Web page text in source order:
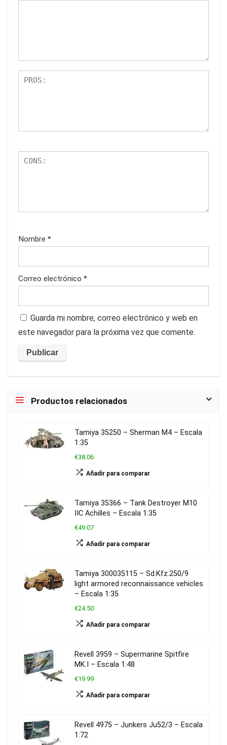
Nombre *
Correo electrónico *
Guarda mi nombre, correo electrónico y web en
este navegador para la próxima vez que comente.
Productos relacionados
Tamiya 35250 – Sherman M4 – Escala
1:35
€38.06
Añadir para comparar
Tamiya 35366 – Tank Destroyer M10
IIC Achilles – Escala 1:35
€49.07
Añadir para comparar
Tamiya 300035115 – Sd.Kfz.250/9
light armored reconnaissance vehicles
– Escala 1:35
€24.50
Añadir para comparar
Revell 3959 – Supermarine Spitfire
MK.I – Escala 1:48
€19.99
Añadir para comparar
Revell 4975 – Junkers Ju52/3 – Escala
1:72